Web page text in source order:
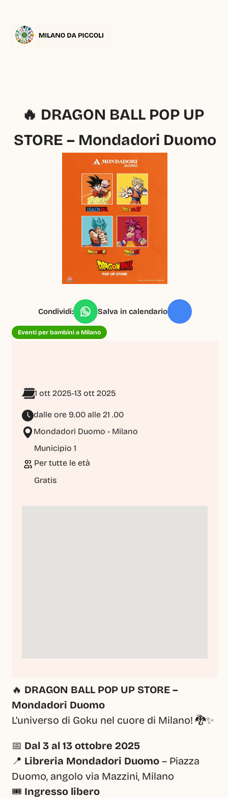
🔥 DRAGON BALL POP UP
STORE – Mondadori Duomo
🔥 DRAGON BALL POP UP STORE –
Mondadori Duomo
L’universo di Goku nel cuore di Milano! 🐉✨
📅 Dal 3 al 13 ottobre 2025
📍 Libreria Mondadori Duomo – Piazza
Duomo, angolo via Mazzini, Milano
🎟️ Ingresso libero
Condividi: Salva in calendario
Eventi per bambini a Milano
1 ott 2025-13 ott 2025
dalle ore 9.00 alle 21 .00
Mondadori Duomo - Milano
Municipio 1
Per tutte le età
Gratis